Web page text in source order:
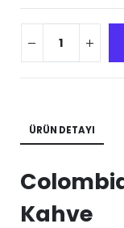
ÜRÜN DETAYI
Kahve